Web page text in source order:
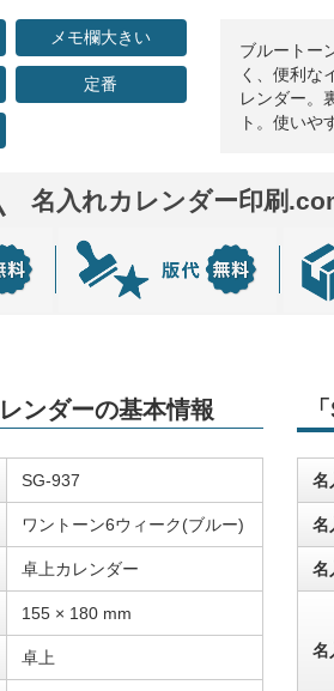
メモ欄大きい
定番
ブルートー
く、便利な
レンダー。
ト。使いや
名入れカレンダー印刷
ンダーの基本情報
SG-937
ワントーン6ウィーク(ブルー)
卓上カレンダー
155 × 180 mm
卓上
名
名
名
名